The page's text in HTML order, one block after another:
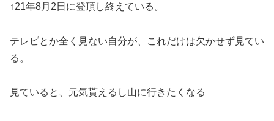
↑21年8月2日に登頂し終えている。
テレビとか全く見ない自分が、これだけは欠かせず見てい
る。
見ていると、元気貰えるし山に行きたくなる